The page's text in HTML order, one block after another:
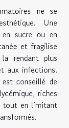
ne se
Une
sucre ou en
et fragilise
rendant plus
aux infections.
conseillé de
riches
tout en limitant